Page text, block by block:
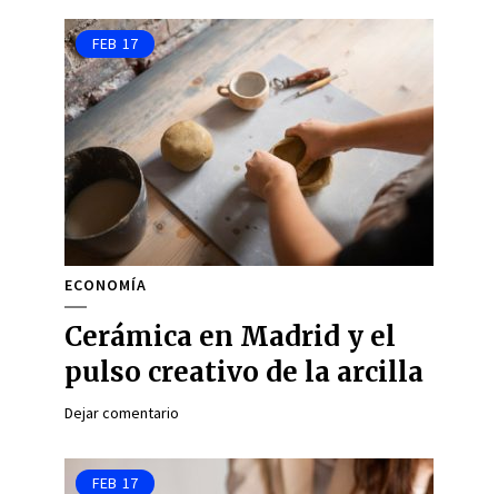
FEB 17
ECONOMÍA
Cerámica en Madrid y el
pulso creativo de la arcilla
Dejar comentario
FEB 17